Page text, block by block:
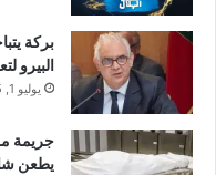
بركة
البيرو
يوليو 1, 2025
جريمة
يطعن